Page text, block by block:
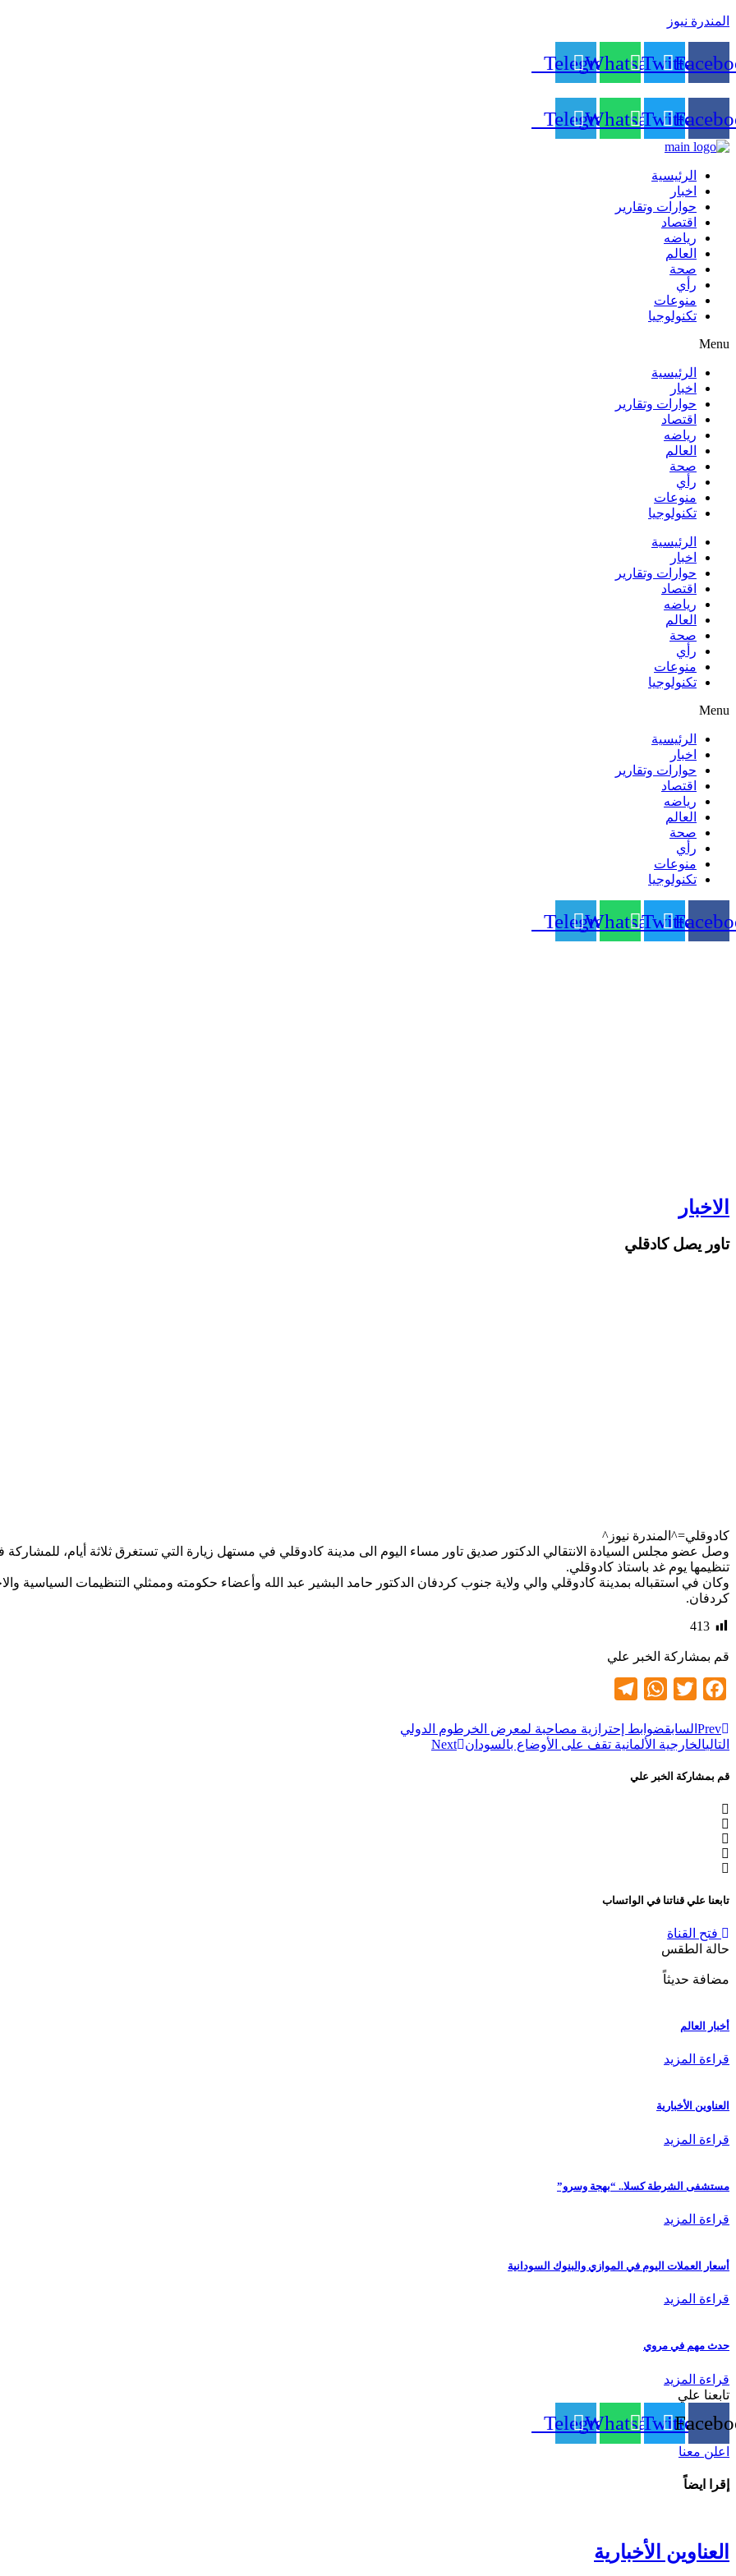
المندرة نيوز
Twitter
Whatsapp
Telegram
Twitter
Whatsapp
Telegram
الرئيسية
اخبار
حوارات وتقارير
اقتصاد
رياضه
العالم
صحة
رأي
منوعات
تكنولوجيا
Menu
الرئيسية
اخبار
حوارات وتقارير
اقتصاد
رياضه
العالم
صحة
رأي
منوعات
تكنولوجيا
الرئيسية
اخبار
حوارات وتقارير
اقتصاد
رياضه
العالم
صحة
رأي
منوعات
تكنولوجيا
Menu
الرئيسية
اخبار
حوارات وتقارير
اقتصاد
رياضه
العالم
صحة
رأي
منوعات
تكنولوجيا
Twitter
Whatsapp
Telegram
الاخبار
تاور يصل كادقلي
كادوقلي=^المندرة نيوز^
وصل عضو مجلس السيادة الانتقالي الدكتور صديق تاور مساء اليوم الى مدينة كادوقلي في مستهل زيارة التي تستغرق ثلاثة أيام، للمشاركة في
تنظيمها يوم غد باستاذ كادوقلي.
وكان في استقباله بمدينة كادوقلي والي ولاية جنوب كردفان الدكتور حامد البشير عبد الله وأعضاء حكومته وممثلي التنظيمات السياسية
كردفان.
413
قم بمشاركة الخبر علي
Facebook
Twitter
WhatsApp
Prev السابقضوابط إحترازية مصاحبة لمعرض الخرطوم الدولي
التاليالخارجية الألمانية تقف على الأوضاع بالسودان Next
قم بمشاركة الخبر علي
تابعنا علي قناتنا في الواتساب
فتح القناة
حالة الطقس
مضافة حديثاً
أخبار العالم
قراءة المزيد
العناوين الأخبارية
قراءة المزيد
مستشفى الشرطة كسلا.. “بهجة وسرو”
قراءة المزيد
أسعار العملات اليوم في الموازي والبنوك السودانية
قراءة المزيد
حدث مهم في مروي
قراءة المزيد
تابعنا علي
Twitter
Whatsapp
Telegram
اعلن معنا
إقرا ايضاً
العناوين الأخبارية